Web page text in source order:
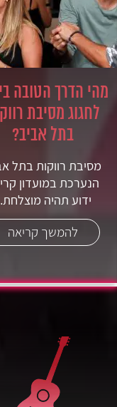
מהי הדרך הטובה
לחגוג מסיבת
בתל אביב?
מסיבת רווקות בתל
הנערכת במועדון
ידוע תהיה
להמשך קריאה